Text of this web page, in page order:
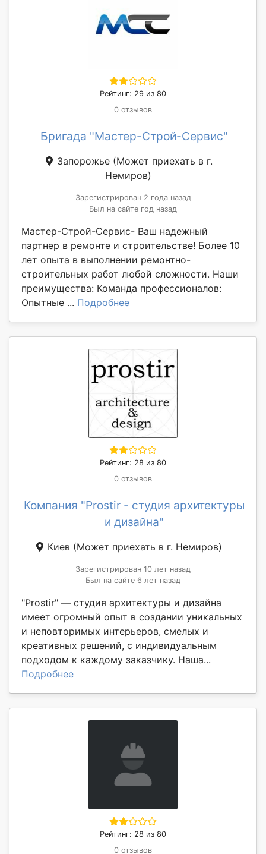
Рейтинг: 29 из 80
0 отзывов
Бригада "Мастер-Строй-Сервис"
Запорожье (Может приехать в г.
Немиров)
Зарегистрирован 2 года назад
Был на сайте год назад
Мастер-Строй-Сервис- Ваш надежный
партнер в ремонте и строительстве! Более 10
лет опыта в выполнении ремонтно-
строительных работ любой сложности. Наши
преимущества: Команда профессионалов:
Опытные ... Подробнее
Рейтинг: 28 из 80
0 отзывов
Компания "Prostir - студия архитектуры
и дизайна"
Киев (Может приехать в г. Немиров)
Зарегистрирован 10 лет назад
Был на сайте 6 лет назад
"Prostir" ― студия архитектуры и дизайна
имеет огромный опыт в создании уникальных
и неповторимых интерьеров, смелых и
креативных решений, с индивидуальным
подходом к каждому заказчику. Наша...
Подробнее
Рейтинг: 28 из 80
0 отзывов